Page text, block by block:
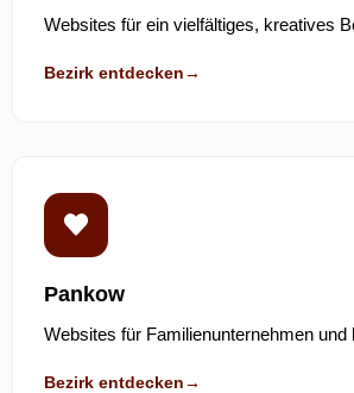
Websites für ein vielfältiges, kreatives
Bezirk entdecken→
Pankow
Websites für Familienunternehmen und
Bezirk entdecken→